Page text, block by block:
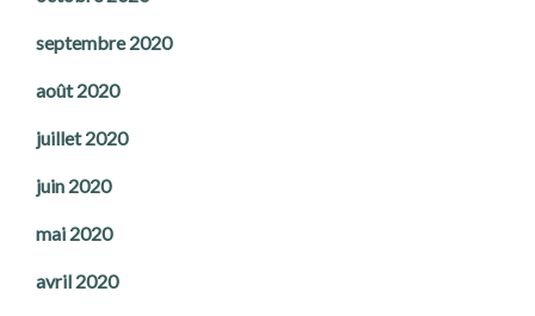
septembre 2020
août 2020
juillet 2020
juin 2020
mai 2020
avril 2020